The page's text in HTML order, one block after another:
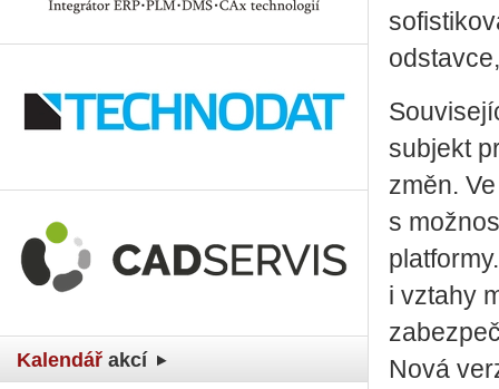
Kalendář akcí
subjekt
změn.
s
i vztahy
Nová